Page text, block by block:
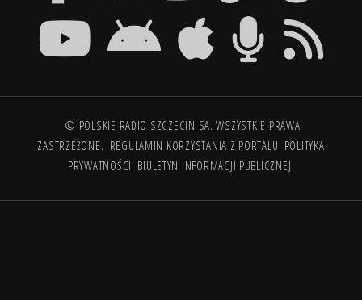
© POLSKIE RADIO SZCZECIN SA. WSZYSTKIE PRAWA
ZASTRZEŻONE. REGULAMIN KORZYSTANIA Z PORTALU POLITYKA
PRYWATNOŚCI BIULETYN INFORMACJI PUBLICZNEJ